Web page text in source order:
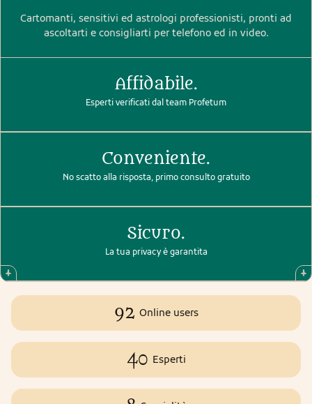
Cartomanti, sensitivi ed astrologi professionisti, pronti ad
ascoltarti e consigliarti per telefono ed in video.
Affidabile.
Esperti verificati dal team Profetum
Conveniente.
No scatto alla risposta, primo consulto gratuito
Sicuro.
La tua privacy è garantita
92 Online users
40 Esperti